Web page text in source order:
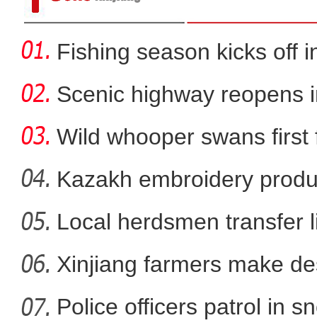
新疆昌吉州呼图壁县：小
Fishing season kicks off
Scenic highway reopens
Wild whooper swans
X
Kazakh embroidery
vil
Local herdsmen transfer
p
Xinjiang farmers make
bloom
Police officers patrol in